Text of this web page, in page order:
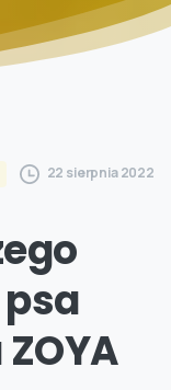
22 sierpnia 2022